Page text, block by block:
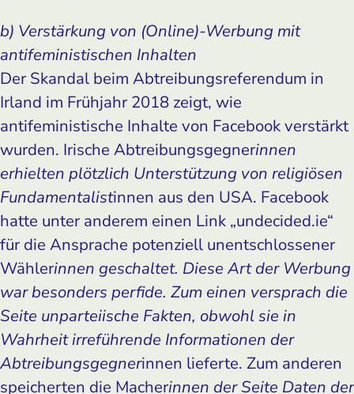
b) Verstärkung von (Online)-Werbung mit
antifeministischen Inhalten
Der Skandal beim Abtreibungsreferendum in
Irland im Frühjahr 2018 zeigt, wie
antifeministische Inhalte von Facebook verstärkt
wurden. Irische Abtreibungsgegnerinnen
erhielten plötzlich Unterstützung von religiösen
Fundamentalistinnen aus den USA. Facebook
hatte unter anderem einen Link „undecided.ie“
für die Ansprache potenziell unentschlossener
Wählerinnen geschaltet. Diese Art der Werbung
war besonders perfide. Zum einen versprach die
Seite unparteiische Fakten, obwohl sie in
Wahrheit irreführende Informationen der
Abtreibungsgegnerinnen lieferte. Zum anderen
speicherten die Macherinnen der Seite Daten der